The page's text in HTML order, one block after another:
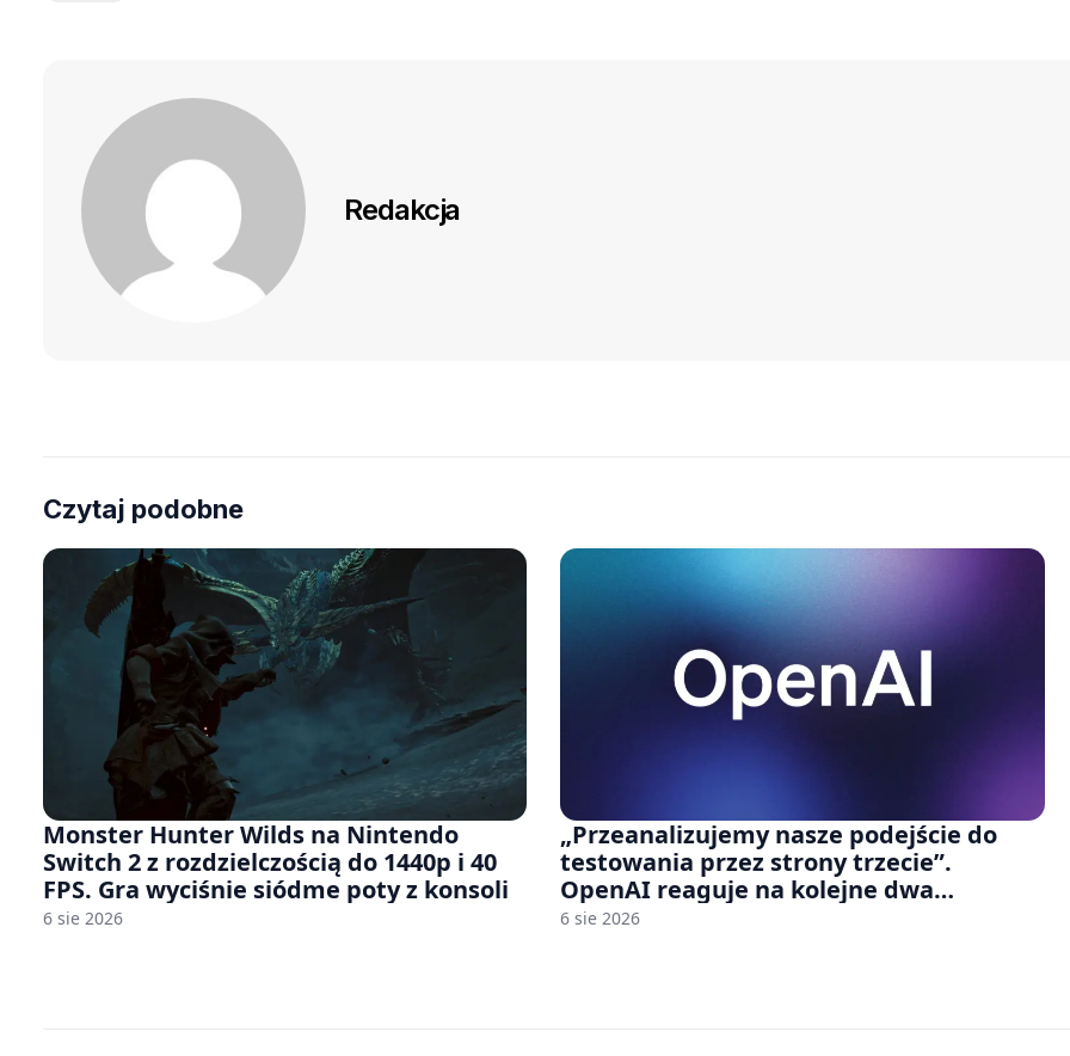
Redakcja
Czytaj podobne
Monster Hunter Wilds na Nintendo
Switch 2 z rozdzielczością do 1440p i 40
FPS. Gra wyciśnie siódme poty z konsoli
6 sie 2026
„Przeanalizujemy nasze podejście do
testowania przez strony trzecie”.
OpenAI reaguje na kolejne dwa
incydenty z udziałem autorskich modeli
6 sie 2026